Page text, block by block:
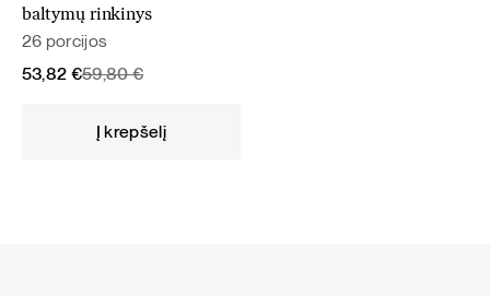
baltymų rinkinys
26 porcijos
59,80€
Original
53,82 €
Current
Į krepšelį